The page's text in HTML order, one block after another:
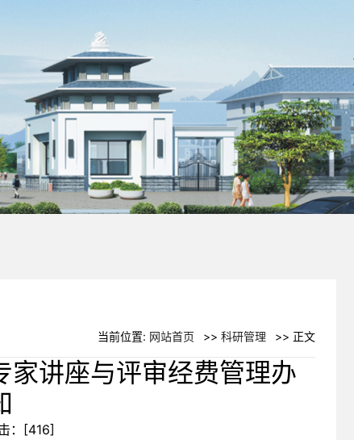
当前位置: 网站首页 >> 科研管理 >> 正文
家讲座与评审经费管理办
：[416]